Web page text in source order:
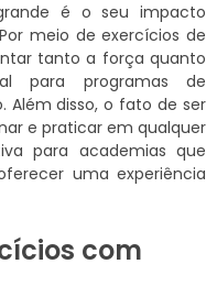
é o seu impacto
meio de exercícios de
tanto a força quanto
para programas de
Além disso, o fato de ser
e praticar em qualquer
para academias que
uma experiência
com